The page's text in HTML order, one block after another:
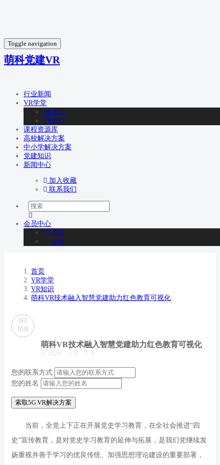
Toggle navigation
萌科党建VR
行业新闻
VR学堂
VR资讯
VR知识
课程资源库
高校解决方案
中小学解决方案
党建知识
新闻中心
加入收藏
联系我们
会员中心
登录
注册
首页
VR学堂
VR知识
萌科VR技术融入智慧党建助力红色教育可视化
03
10月
萌科VR技术融入智慧党建助力红色教育可视化
2620 0 0
您的联系方式
您的姓名
索取5G VR解决方案
当前，全党上下正在开展党史学习教育，在全社会推进“四
史”宣传教育，是对党史学习教育的延伸与拓展，是我们党继续发
扬重视并善于学习的优良传统、加强思想理论建设的重要部署，